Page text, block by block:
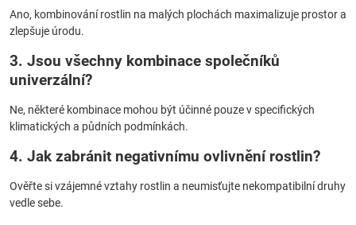
Ano, kombinování rostlin na malých plochách maximalizuje prostor a
zlepšuje úrodu.
3. Jsou všechny kombinace společníků
univerzální?
Ne, některé kombinace mohou být účinné pouze v specifických
klimatických a půdních podmínkách.
4. Jak zabránit negativnímu ovlivnění rostlin?
Ověřte si vzájemné vztahy rostlin a neumisťujte nekompatibilní druhy
vedle sebe.